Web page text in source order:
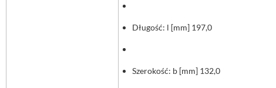
Długość: l [mm] 197,0
Szerokość: b [mm] 132,0